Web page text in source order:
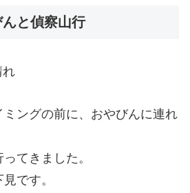
と偵察山行
ングの前に、おやびんに連れ
てきました。
です。